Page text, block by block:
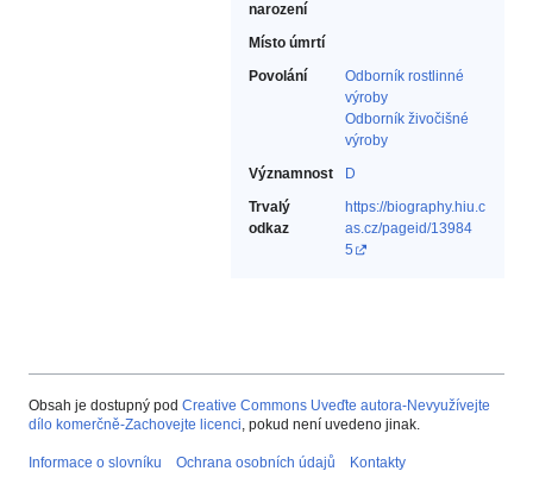
narození
Místo úmrtí
Povolání
Odborník rostlinné
výroby‎
Odborník živočišné
výroby‎
Významnost
D
Trvalý
odkaz
https://biography.hiu.c
as.cz/pageid/13984
5
Obsah je dostupný pod Creative Commons Uveďte autora-Nevyužívejte
dílo komerčně-Zachovejte licenci, pokud není uvedeno jinak.
Informace o slovníku Ochrana osobních údajů Kontakty